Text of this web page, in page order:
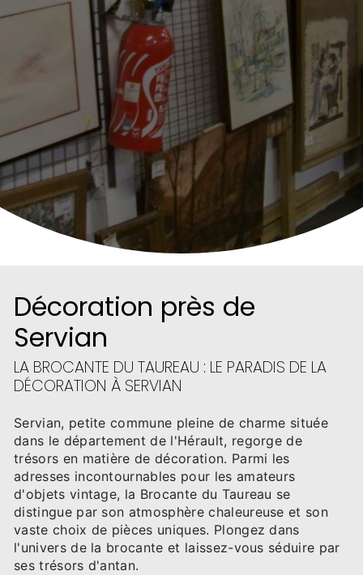
Décoration près de
Servian
LA BROCANTE DU TAUREAU : LE PARADIS DE LA
DÉCORATION À SERVIAN
Servian, petite commune pleine de charme située
dans le département de l'Hérault, regorge de
trésors en matière de décoration. Parmi les
adresses incontournables pour les amateurs
d'objets vintage, la Brocante du Taureau se
distingue par son atmosphère chaleureuse et son
vaste choix de pièces uniques. Plongez dans
l'univers de la brocante et laissez-vous séduire par
ses trésors d'antan.